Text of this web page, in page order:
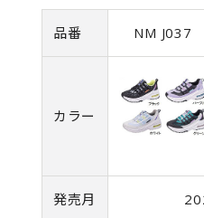
品番 NM J037
カラー
発売月